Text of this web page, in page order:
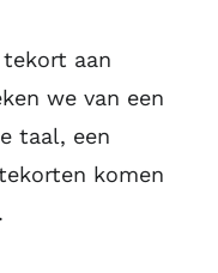
tekort aan
we van een
taal, een
komen